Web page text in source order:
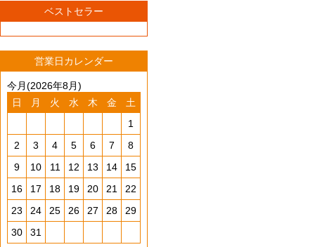
ベストセラー
営業日カレンダー
今月(2026年8月)
日
月 火 水 木 金
土
1
2
3 4 5 6 7
8
9
10 11 12 13 14
15
16
17 18 19 20 21
22
23
24 25 26 27 28
29
30
31